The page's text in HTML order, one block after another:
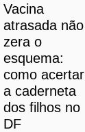
Vacina
atrasada não
zera o
esquema:
como acertar
a caderneta
dos filhos no
DF